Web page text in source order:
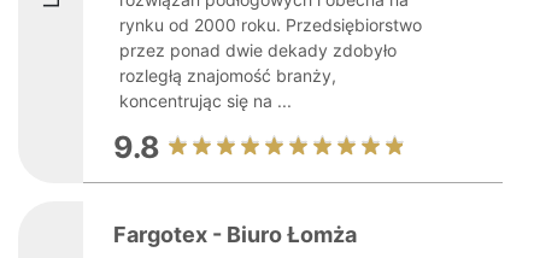
rynku od 2000 roku. Przedsiębiorstwo
przez ponad dwie dekady zdobyło
rozległą znajomość branży,
koncentrując się na ...
9.8
Fargotex - Biuro Łomża